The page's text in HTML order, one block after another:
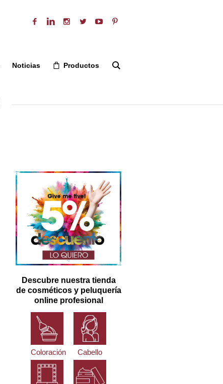
Noticias Productos
Descubre nuestra tienda
de cosméticos y peluquería
online profesional
Coloración Cabello